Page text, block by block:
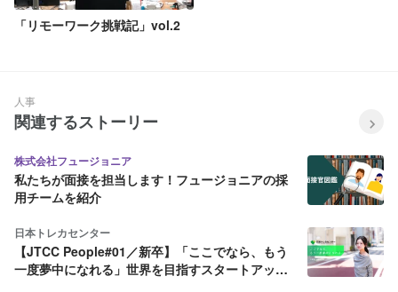
「リモーワーク挑戦記」vol.2
人事
関連するストーリー
株式会社フュージョニア
私たちが面接を担当します！フュージョニアの採
用チームを紹介
日本トレカセンター
【JTCC People#01／新卒】「ここでなら、もう
一度夢中になれる」世界を目指すスタートアップ